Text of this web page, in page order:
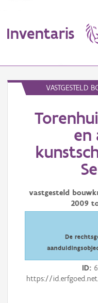
Inventaris
Erfgoedobject
Waarneming
Aanmelden
VASTGESTELD
en
vastgesteld
2009
De
ID
https://